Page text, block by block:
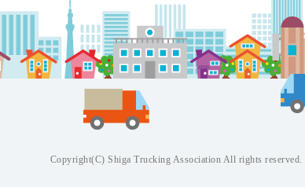
Copyright(C) Shiga Trucking Association All rights reserved.